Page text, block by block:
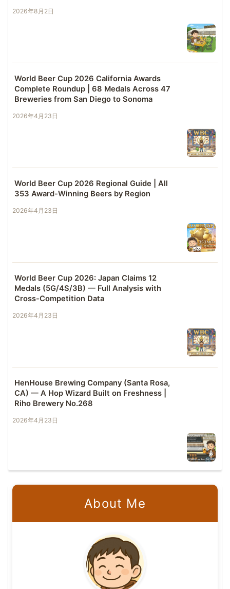
2026年8月2日
World Beer Cup 2026 California Awards
Complete Roundup | 68 Medals Across 47
Breweries from San Diego to Sonoma
2026年4月23日
World Beer Cup 2026 Regional Guide | All
353 Award-Winning Beers by Region
2026年4月23日
World Beer Cup 2026: Japan Claims 12
Medals (5G/4S/3B) — Full Analysis with
Cross-Competition Data
2026年4月23日
HenHouse Brewing Company (Santa Rosa,
CA) — A Hop Wizard Built on Freshness |
Riho Brewery No.268
2026年4月23日
About Me